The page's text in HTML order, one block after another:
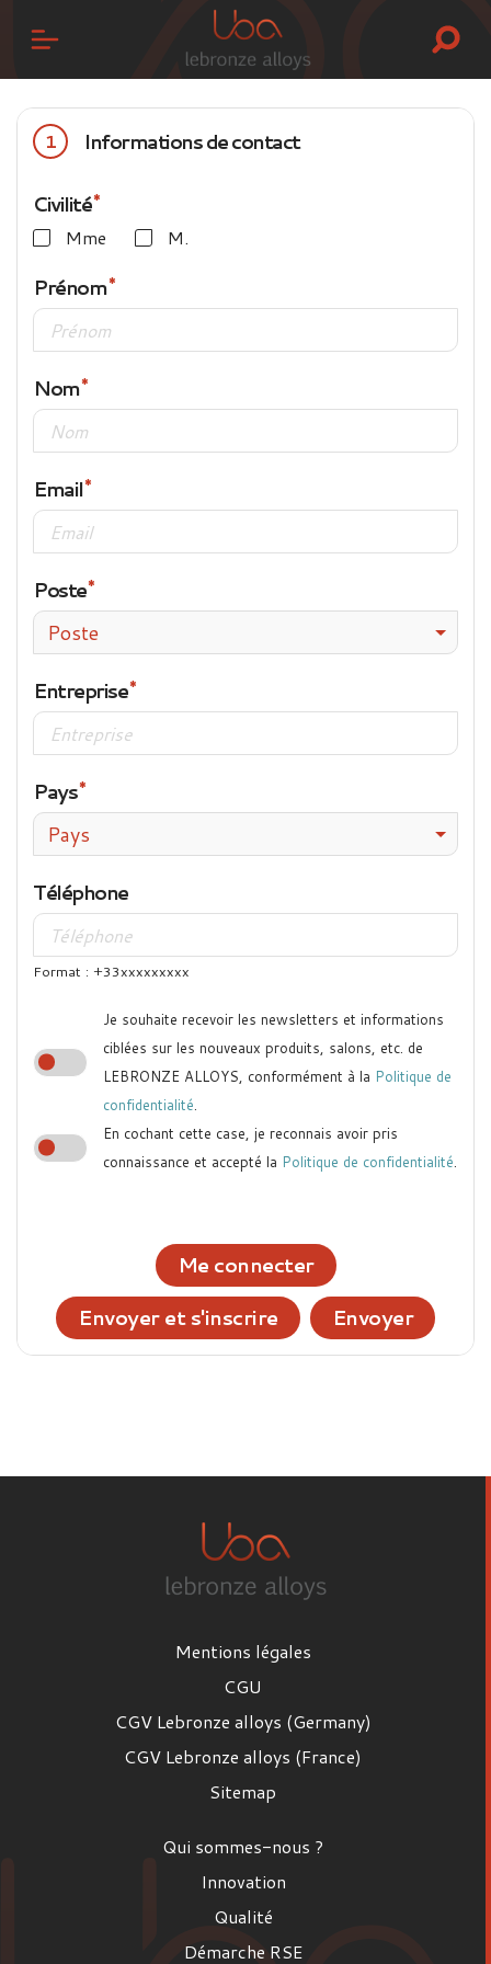
1 Informations de contact
Civilité
Mme M.
Prénom
Nom
Email
Poste
Poste
Entreprise
Pays
Pays
Téléphone
Format : +33xxxxxxxxx
Je souhaite recevoir les newsletters et informations
ciblées sur les nouveaux produits, salons, etc. de
LEBRONZE ALLOYS, conformément à la Politique de
confidentialité.
En cochant cette case, je reconnais avoir pris
connaissance et accepté la Politique de confidentialité.
Me connecter
Envoyer et s'inscrire
Envoyer
Mentions légales
CGU
CGV Lebronze alloys (Germany)
CGV Lebronze alloys (France)
Sitemap
Qui sommes-nous ?
Innovation
Qualité
Démarche RSE